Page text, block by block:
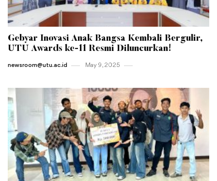
Gebyar Inovasi Anak Bangsa Kembali Bergulir,
UTU Awards ke-11 Resmi Diluncurkan!
newsroom@utu.ac.id May 9 , 2025